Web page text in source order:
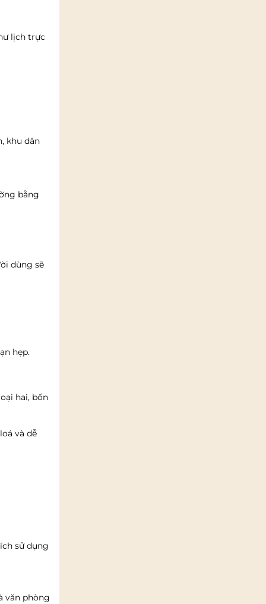
lịch trực
khu dân
bằng
dùng sẽ
hẹp.
hai, bốn
và dễ
sử dụng
văn phòng